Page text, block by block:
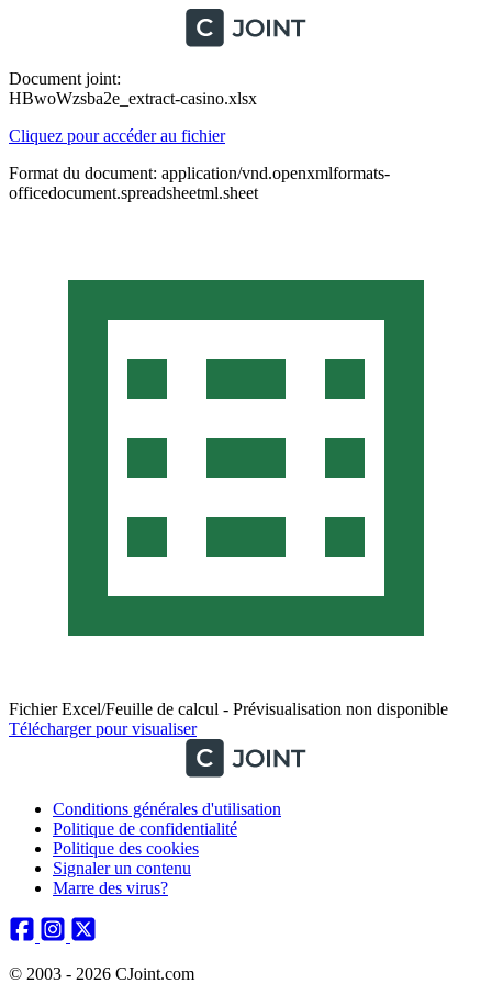
Document joint:
HBwoWzsba2e_extract-casino.xlsx
Cliquez pour accéder au fichier
Format du document: application/vnd.openxmlformats-
officedocument.spreadsheetml.sheet
Fichier Excel/Feuille de calcul - Prévisualisation non disponible
Télécharger pour visualiser
Conditions générales d'utilisation
Politique de confidentialité
Politique des cookies
Signaler un contenu
Marre des virus?
© 2003 - 2026 CJoint.com